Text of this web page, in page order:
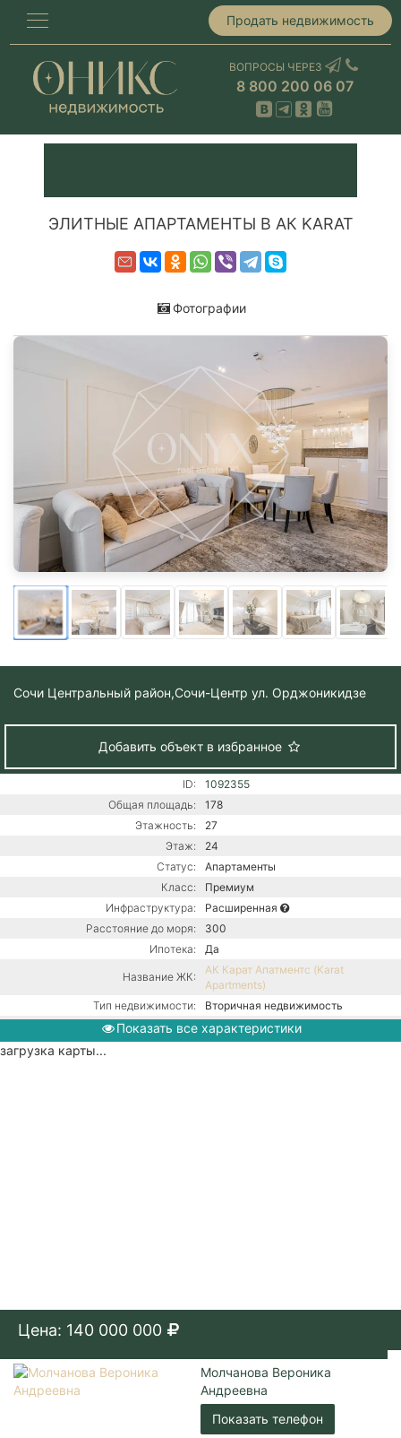
Продать недвижимость
ВОПРОСЫ ЧЕРЕЗ
8 800 200 06 07
ЭЛИТНЫЕ АПАРТАМЕНТЫ В АК KARAT
Фотографии
Сочи Центральный район,Сочи-Центр ул. Орджоникидзе
Добавить объект в избранное
ID:
1092355
Общая площадь:
178
Этажность:
27
Этаж:
24
Статус:
Апартаменты
Класс:
Премиум
Инфраструктура:
Расширенная
Расстояние до моря:
300
Ипотека:
Да
Название ЖК:
АК Карат Апатментс (Karat
Apartments)
Тип недвижимости:
Вторичная недвижимость
Кол-во комнат:
3х-комнатная
Показать все характеристики
загрузка карты...
Цена: 140 000 000
Молчанова Вероника
Андреевна
Показать телефон